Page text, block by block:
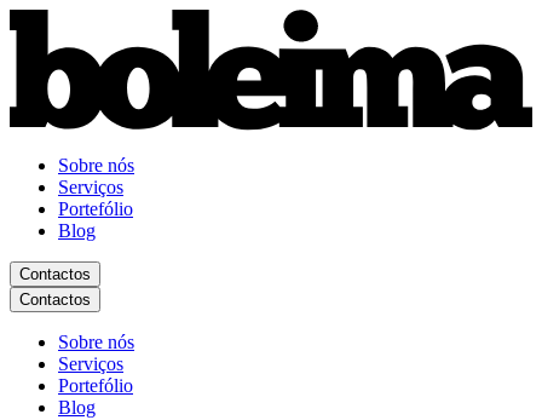
Sobre nós
Serviços
Portefólio
Blog
Contactos
Contactos
Sobre nós
Serviços
Portefólio
Blog